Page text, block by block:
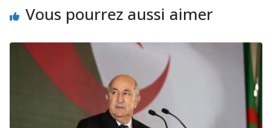
Vous pourrez aussi aimer